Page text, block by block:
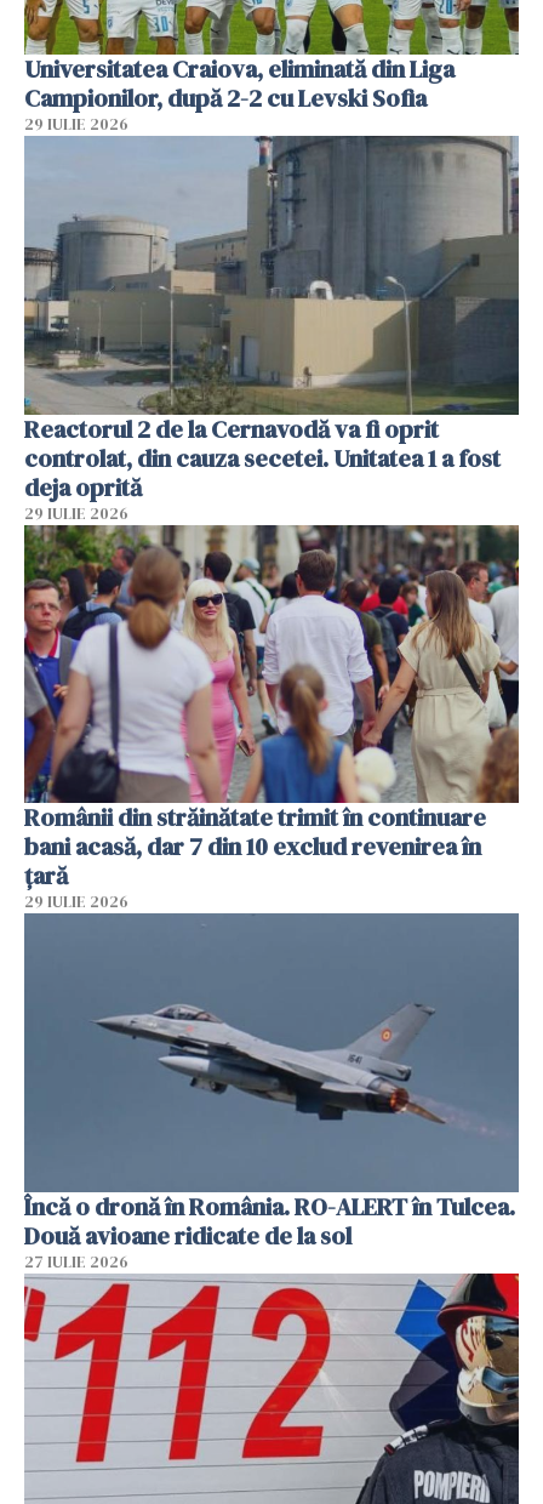
Universitatea Craiova, eliminată din Liga
Campionilor, după 2-2 cu Levski Sofia
29 IULIE 2026
Reactorul 2 de la Cernavodă va fi oprit
controlat, din cauza secetei. Unitatea 1 a fost
deja oprită
29 IULIE 2026
Românii din străinătate trimit în continuare
bani acasă, dar 7 din 10 exclud revenirea în
țară
29 IULIE 2026
Încă o dronă în România. RO-ALERT în Tulcea.
Două avioane ridicate de la sol
27 IULIE 2026